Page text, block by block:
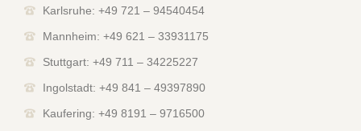
Karlsruhe: +49 721 – 94540454
Mannheim: +49 621 – 33931175
Stuttgart: +49 711 – 34225227
Ingolstadt: +49 841 – 49397890
Kaufering: +49 8191 – 9716500